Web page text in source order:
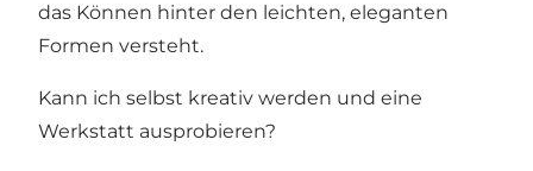
das Können hinter den leichten, eleganten
Formen versteht.
Kann ich selbst kreativ werden und eine
Werkstatt ausprobieren?